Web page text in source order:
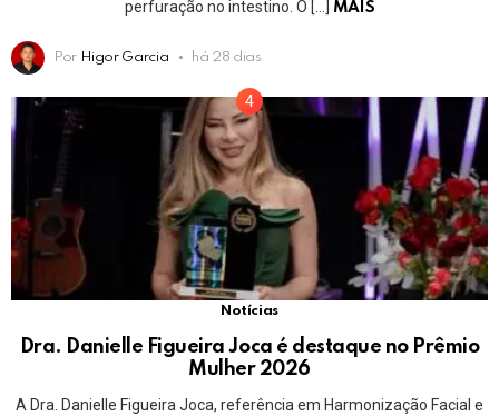
perfuração no intestino. O […] MAIS
Por Higor Garcia há 28 dias
Notícias
Dra. Danielle Figueira Joca é destaque no Prêmio
Mulher 2026
A Dra. Danielle Figueira Joca, referência em Harmonização Facial e